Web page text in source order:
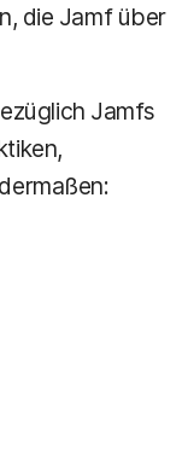
die Jamf über
Jamfs